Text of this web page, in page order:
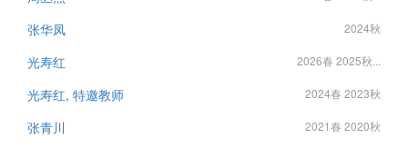
张华凤 2024秋
光寿红 2026春 2025秋...
光寿红, 特邀教师 2024春 2023秋
张青川 2021春 2020秋